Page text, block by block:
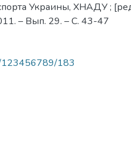
Украины, ХНАДУ ;
– Вып. 29. – С. 43-47
123456789/183